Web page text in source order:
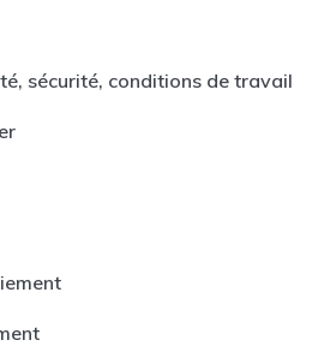
sécurité, conditions de travail